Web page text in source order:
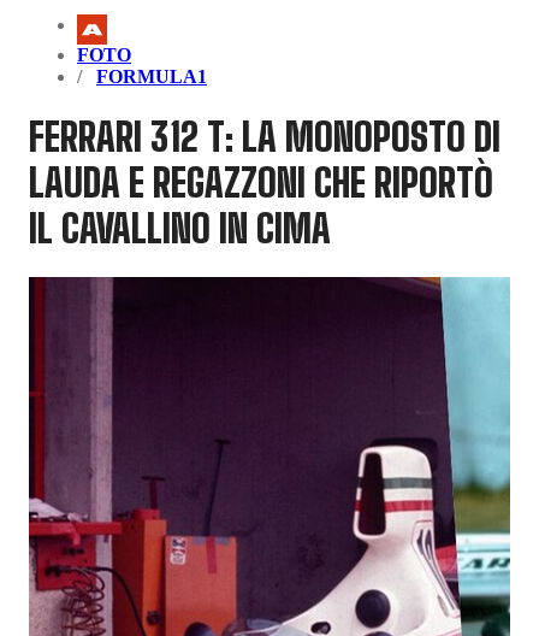
FOTO
FORMULA1
FERRARI 312 T: LA MONOPOSTO DI
LAUDA E REGAZZONI CHE RIPORTÒ
IL CAVALLINO IN CIMA